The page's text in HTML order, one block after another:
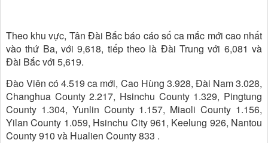
Theo khu vực, Tân Đài Bắc báo cáo số ca mắc mới cao nhất
vào thứ Ba, với 9,618, tiếp theo là Đài Trung với 6,081 và
Đài Bắc với 5,619.
Đào Viên có 4.519 ca mới, Cao Hùng 3.928, Đài Nam 3.028,
Changhua County 2.217, Hsinchu County 1.329, Pingtung
County 1.304, Yunlin County 1.157, Miaoli County 1.156,
Yilan County 1.059, Hsinchu City 961, Keelung 926, Nantou
County 910 và Hualien County 833 .